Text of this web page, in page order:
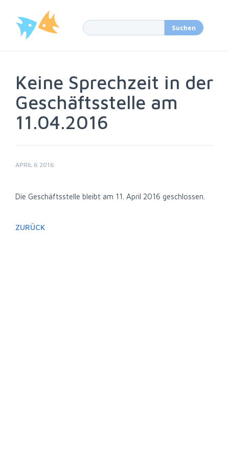
Keine Sprechzeit in der
Geschäftsstelle am
11.04.2016
APRIL 6 2016
Die Geschäftsstelle bleibt am 11. April 2016 geschlossen.
ZURÜCK